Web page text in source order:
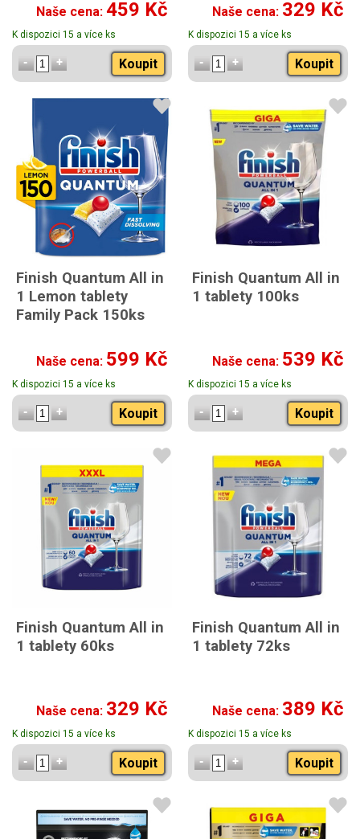
Naše cena: 459 Kč
K dispozici 15 a více ks
Koupit
Naše cena: 329 Kč
K dispozici 15 a více ks
Koupit
Finish Quantum All in
1 Lemon tablety
Family Pack 150ks
Naše cena: 599 Kč
K dispozici 15 a více ks
Koupit
Finish Quantum All in
1 tablety 100ks
Naše cena: 539 Kč
K dispozici 15 a více ks
Koupit
Finish Quantum All in
1 tablety 60ks
Naše cena: 329 Kč
K dispozici 15 a více ks
Koupit
Finish Quantum All in
1 tablety 72ks
Naše cena: 389 Kč
K dispozici 15 a více ks
Koupit